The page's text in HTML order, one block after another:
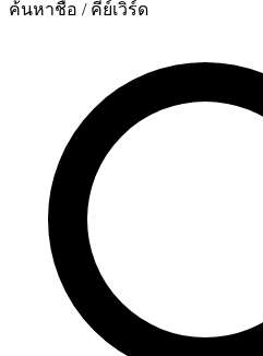
ค้นหาชื่อ / คีย์เวิร์ด